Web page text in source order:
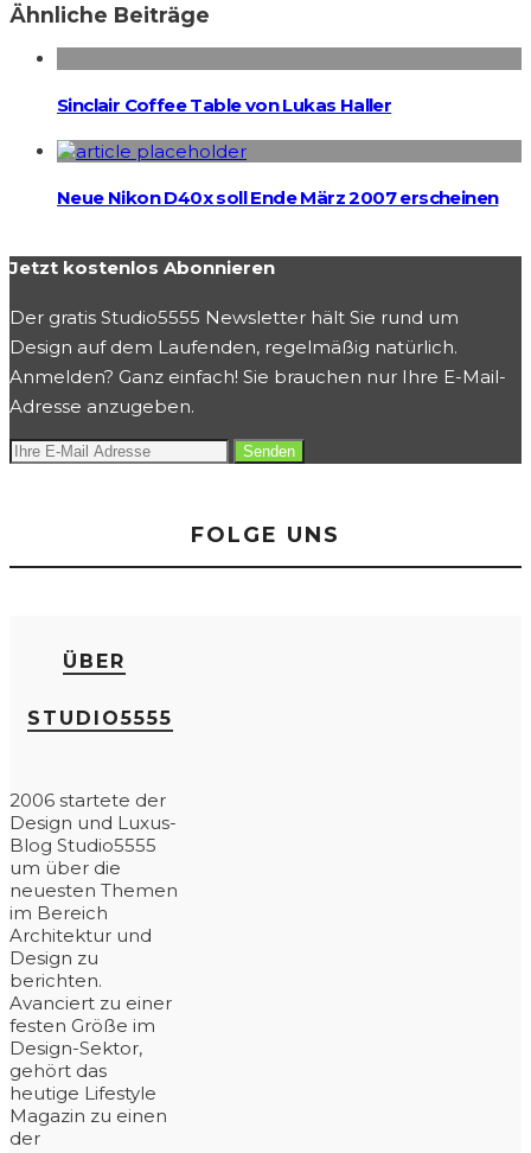
Ähnliche Beiträge
Sinclair Coffee Table von Lukas Haller
Neue Nikon D40x soll Ende März 2007 erscheinen
Jetzt kostenlos Abonnieren
Der gratis Studio5555 Newsletter hält Sie rund um
Design auf dem Laufenden, regelmäßig natürlich.
Anmelden? Ganz einfach! Sie brauchen nur Ihre E-Mail-
Adresse anzugeben.
FOLGE UNS
ÜBER
STUDIO5555
2006 startete der
Design und Luxus-
Blog Studio5555
um über die
neuesten Themen
im Bereich
Architektur und
Design zu
berichten.
Avanciert zu einer
festen Größe im
Design-Sektor,
gehört das
heutige Lifestyle
Magazin zu einen
der